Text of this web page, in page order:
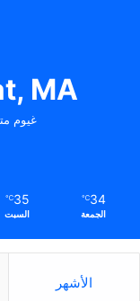
MA
غيوم
34
℃
الجمعة
35
℃
السبت
الأشهر